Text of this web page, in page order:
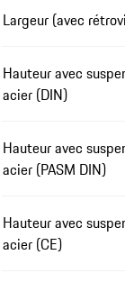
Largeur (avec
Hauteur avec
acier (DIN)
Hauteur avec
acier (PASM DIN)
Hauteur avec
acier (CE)